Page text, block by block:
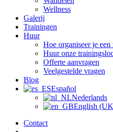
Wellness
Galerij
Trainingen
Huur
Hoe organiseer je
Huur onze
Offerte aanvragen
Veelgestelde vragen
Blog
Español
Nederlands
English
Contact